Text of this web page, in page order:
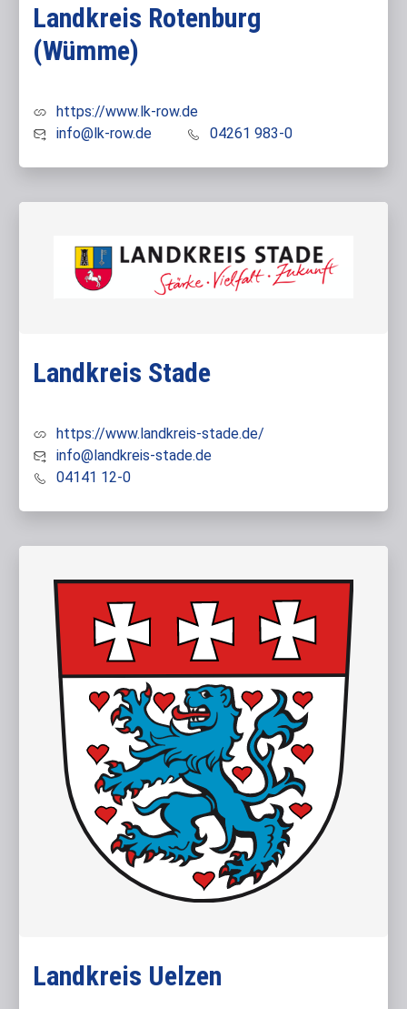
Landkreis Rotenburg
(Wümme)
https://www.lk-row.de
info@lk-row.de
04261 983-0
Landkreis Stade
https://www.landkreis-stade.de/
info@landkreis-stade.de
04141 12-0
Landkreis Uelzen